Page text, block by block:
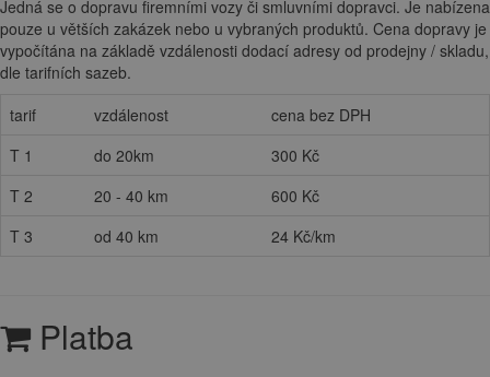
Jedná se o dopravu firemními vozy či smluvními dopravci. Je nabízena
pouze u větších zakázek nebo u vybraných produktů. Cena dopravy je
vypočítána na základě vzdálenosti dodací adresy od prodejny / skladu,
dle tarifních sazeb.
tarif
vzdálenost
cena bez DPH
T 1
do 20km
300 Kč
T 2
20 - 40 km
600 Kč
T 3
od 40 km 24 Kč/km
Platba